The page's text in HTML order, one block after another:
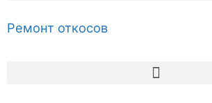
Ремонт откосов